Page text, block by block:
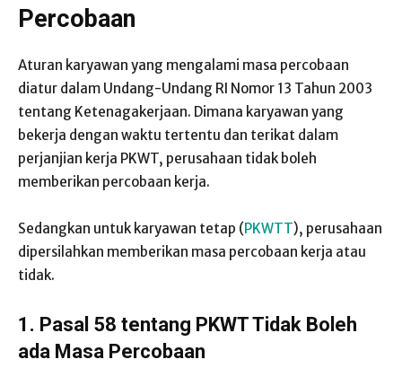
Percobaan
Aturan karyawan yang mengalami masa percobaan
diatur dalam Undang-Undang RI Nomor 13 Tahun 2003
tentang Ketenagakerjaan. Dimana karyawan yang
bekerja dengan waktu tertentu dan terikat dalam
perjanjian kerja PKWT, perusahaan tidak boleh
memberikan percobaan kerja.
Sedangkan untuk karyawan tetap (PKWTT), perusahaan
dipersilahkan memberikan masa percobaan kerja atau
tidak.
1. Pasal 58 tentang PKWT Tidak Boleh
ada Masa Percobaan